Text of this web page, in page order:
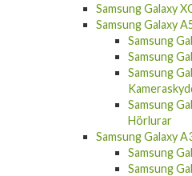
Samsung Galaxy
Samsung Galaxy
Samsung
Samsung
Samsung
Samsung
Hörlurar
Samsung Galaxy
Samsung
Samsung